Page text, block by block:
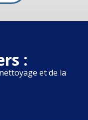
:
et de la